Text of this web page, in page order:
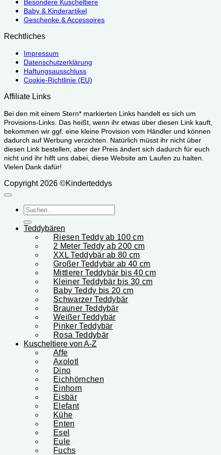
Besondere Kuscheltiere
Baby & Kinderartikel
Geschenke & Accessoires
Rechtliches
Impressum
Datenschutzerklärung
Haftungsausschluss
Cookie-Richtlinie (EU)
Affiliate Links
Bei den mit einem Stern* markierten Links handelt es sich um
Provisions-Links. Das heißt, wenn ihr etwas über diesen Link kauft,
bekommen wir ggf. eine kleine Provision vom Händler und können
dadurch auf Werbung verzichten. Natürlich müsst ihr nicht über
diesen Link bestellen, aber der Preis ändert sich dadurch für euch
nicht und ihr hilft uns dabei, diese Website am Laufen zu halten.
Vielen Dank dafür!
Copyright 2026 ©Kinderteddys
Suchen
nach:
Teddybären
Riesen Teddy ab 100 cm
2 Meter Teddy ab 200 cm
XXL Teddybär ab 80 cm
Großer Teddybär ab 40 cm
Mittlerer Teddybär bis 40 cm
Kleiner Teddybär bis 30 cm
Baby Teddy bis 20 cm
Schwarzer Teddybär
Brauner Teddybär
Weißer Teddybär
Pinker Teddybär
Rosa Teddybär
Kuscheltiere von A-Z
Affe
Axolotl
Dino
Eichhörnchen
Einhorn
Eisbär
Elefant
Kühe
Enten
Esel
Eule
Fuchs